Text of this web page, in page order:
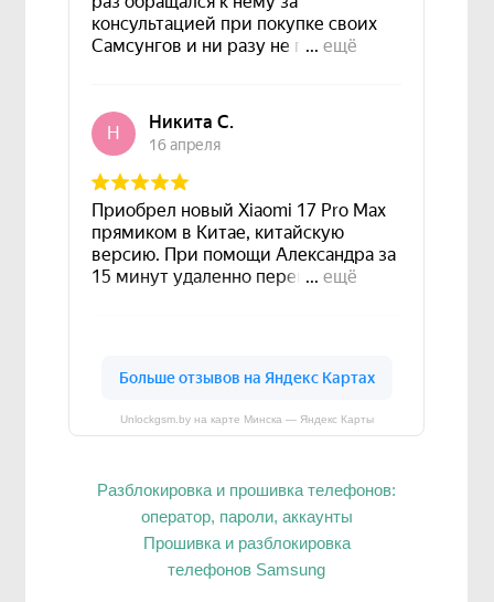
Unlockgsm.by на карте Минска — Яндекс Карты
Разблокировка и прошивка телефонов:
оператор, пароли, аккаунты
Прошивка и разблокировка
телефонов Samsung